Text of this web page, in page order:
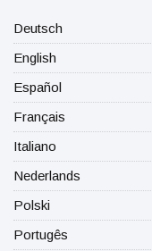
Deutsch
English
Español
Français
Italiano
Nederlands
Polski
Portugês